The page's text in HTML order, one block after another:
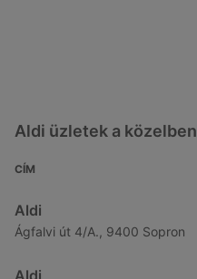
Aldi üzletek a közelben
CÍM
Aldi
Ágfalvi út 4/A., 9400 Sopron